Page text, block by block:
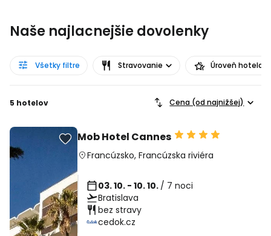
Naše najlacnejšie dovolenky
Všetky filtre Stravovanie Úroveň hotela
5 hotelov Cena (od najnižšej)
Mob Hotel Cannes
Francúzsko, Francúzska riviéra
03. 10. - 10. 10. / 7 noci
Bratislava
bez stravy
cedok.cz